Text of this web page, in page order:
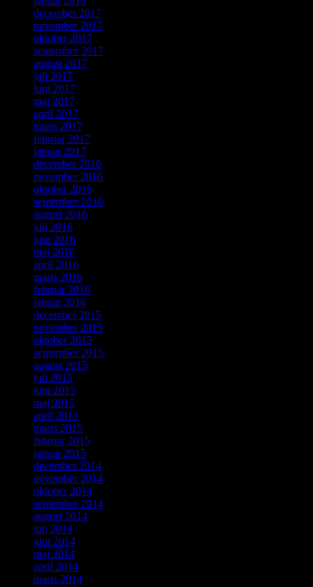
december 2017
november 2017
oktober 2017
september 2017
august 2017
juli 2017
juni 2017
maj 2017
april 2017
marts 2017
februar 2017
januar 2017
december 2016
november 2016
oktober 2016
september 2016
august 2016
juli 2016
juni 2016
maj 2016
april 2016
marts 2016
februar 2016
januar 2016
december 2015
november 2015
oktober 2015
september 2015
august 2015
juli 2015
juni 2015
maj 2015
april 2015
marts 2015
februar 2015
januar 2015
december 2014
november 2014
oktober 2014
september 2014
august 2014
juli 2014
juni 2014
maj 2014
april 2014
marts 2014